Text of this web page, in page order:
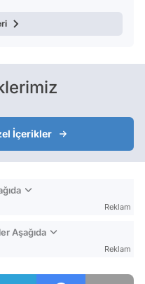
İçerikler
Reklam
Aşağıda
Reklam